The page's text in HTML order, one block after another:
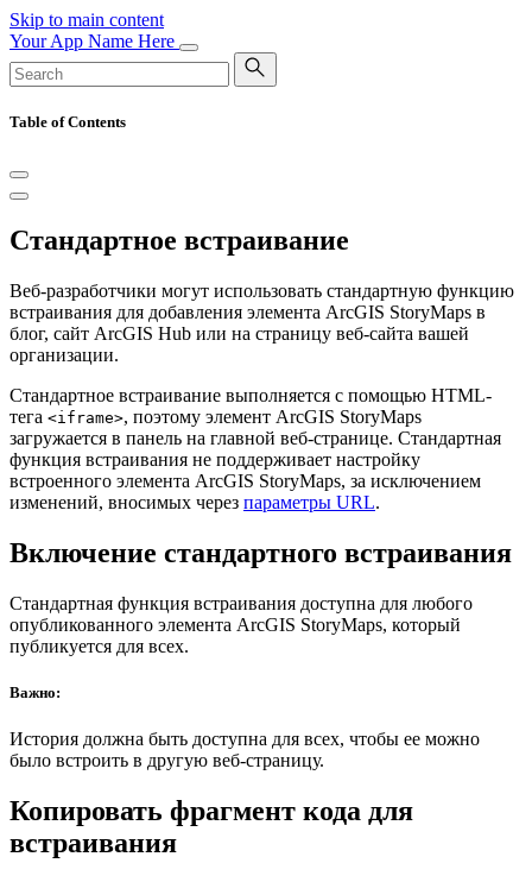
Skip to main content
Your App Name Here
Table of Contents
Стандартное встраивание
Веб-разработчики могут использовать стандартную функцию
встраивания для добавления элемента ArcGIS StoryMaps в
блог, сайт ArcGIS Hub или на страницу веб-сайта вашей
организации.
Стандартное встраивание выполняется с помощью HTML-
тега <iframe>, поэтому элемент ArcGIS StoryMaps
загружается в панель на главной веб-странице. Стандартная
функция встраивания не поддерживает настройку
встроенного элемента ArcGIS StoryMaps, за исключением
изменений, вносимых через параметры URL.
Включение стандартного встраивания
Стандартная функция встраивания доступна для любого
опубликованного элемента ArcGIS StoryMaps, который
публикуется для всех.
Важно:
История должна быть доступна для всех, чтобы ее можно
было встроить в другую веб-страницу.
Копировать фрагмент кода для
встраивания